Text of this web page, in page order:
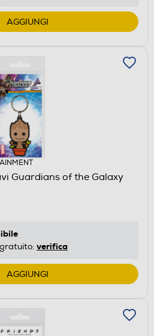
AGGIUNGI
Guardians of the Galaxy
verifica
AGGIUNGI